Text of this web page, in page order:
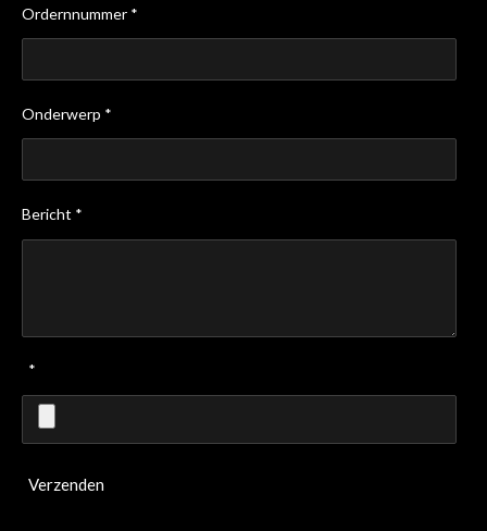
Ordernnummer *
Onderwerp *
Bericht *
*
Verzenden